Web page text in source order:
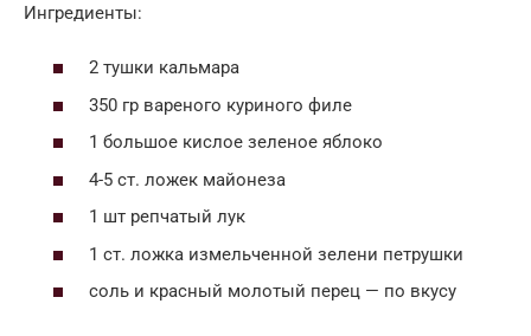
Ингредиенты:
2 тушки кальмара
350 гр вареного куриного филе
1 большое кислое зеленое яблоко
4-5 ст. ложек майонеза
1 шт репчатый лук
1 ст. ложка измельченной зелени петрушки
соль и красный молотый перец — по вкусу